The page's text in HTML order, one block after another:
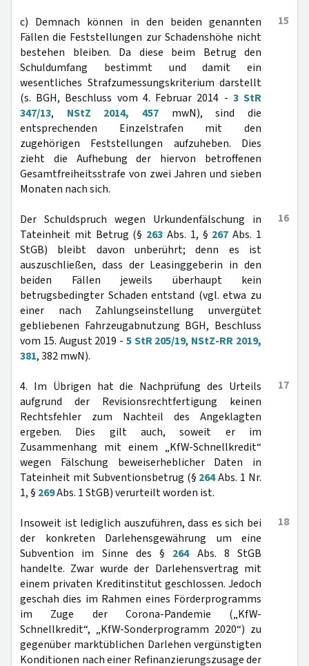
15
c) Demnach können in den beiden genannten
Fällen die Feststellungen zur Schadenshöhe nicht
bestehen bleiben. Da diese beim Betrug den
Schuldumfang bestimmt und damit ein
wesentliches Strafzumessungskriterium darstellt
(s. BGH, Beschluss vom 4. Februar 2014 - 3 StR
347/13, NStZ 2014, 457 mwN), sind die
entsprechenden Einzelstrafen mit den
zugehörigen Feststellungen aufzuheben. Dies
zieht die Aufhebung der hiervon betroffenen
Gesamtfreiheitsstrafe von zwei Jahren und sieben
Monaten nach sich.
16
Der Schuldspruch wegen Urkundenfälschung in
Tateinheit mit Betrug (§ 263 Abs. 1, § 267 Abs. 1
StGB) bleibt davon unberührt; denn es ist
auszuschließen, dass der Leasinggeberin in den
beiden Fällen jeweils überhaupt kein
betrugsbedingter Schaden entstand (vgl. etwa zu
einer nach Zahlungseinstellung unvergütet
gebliebenen Fahrzeugabnutzung BGH, Beschluss
vom 15. August 2019 - 5 StR 205/19, NStZ-RR 2019,
381, 382 mwN).
17
4. Im Übrigen hat die Nachprüfung des Urteils
aufgrund der Revisionsrechtfertigung keinen
Rechtsfehler zum Nachteil des Angeklagten
ergeben. Dies gilt auch, soweit er im
Zusammenhang mit einem „KfW-Schnellkredit“
wegen Fälschung beweiserheblicher Daten in
Tateinheit mit Subventionsbetrug (§ 264Abs. 1 Nr.
1, § 269Abs. 1 StGB) verurteilt worden ist.
18
Insoweit ist lediglich auszuführen, dass es sich bei
der konkreten Darlehensgewährung um eine
Subvention im Sinne des § 264Abs. 8 StGB
handelte. Zwar wurde der Darlehensvertrag mit
einem privaten Kreditinstitut geschlossen. Jedoch
geschah dies im Rahmen eines Förderprogramms
im Zuge der Corona-Pandemie („KfW-
Schnellkredit“, „KfW-Sonderprogramm 2020“) zu
gegenüber marktüblichen Darlehen vergünstigten
Konditionen nach einer Refinanzierungszusage der